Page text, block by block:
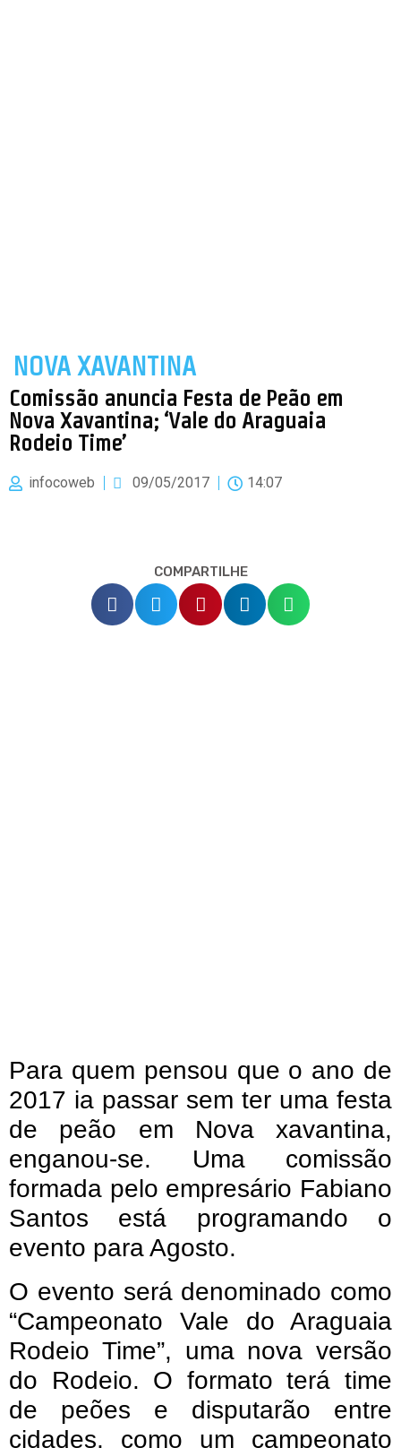
NOVA XAVANTINA
Comissão anuncia Festa de Peão em
Nova Xavantina; ‘Vale do Araguaia
Rodeio Time’
infocoweb 09/05/2017 14:07
COMPARTILHE
Para quem pensou que o ano de
2017 ia passar sem ter uma festa
de peão em Nova xavantina,
enganou-se. Uma comissão
formada pelo empresário Fabiano
Santos está programando o
evento para Agosto.
O evento será denominado como
“Campeonato Vale do Araguaia
Rodeio Time”, uma nova versão
do Rodeio. O formato terá time
de peões e disputarão entre
cidades, como um campeonato